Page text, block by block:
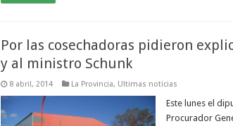
Por las cosechadoras pidieron
y al ministro Schunk
8 abril, 2014 La Provincia, Ultimas noticias
Este lunes el
Procurador